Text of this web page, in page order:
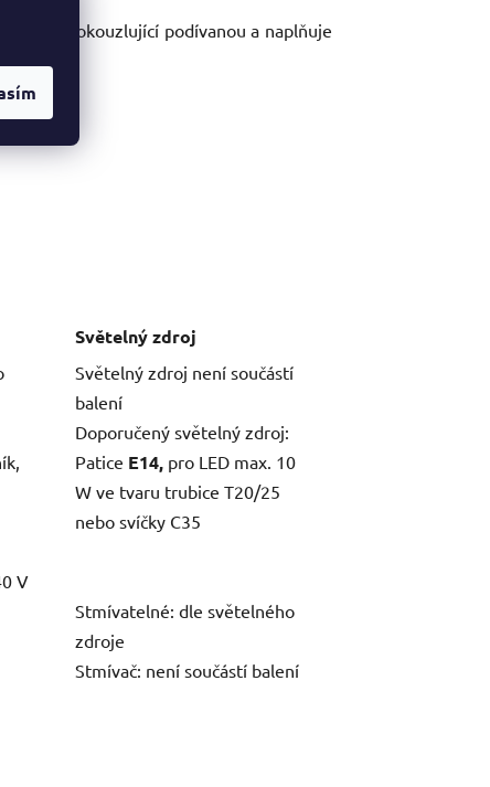
vytváří okouzlující podívanou a naplňuje
V
Světelný zdroj
Světelný zdroj není součástí
balení
Doporučený světelný zdroj:
Patice E14, pro LED max. 10
W ve tvaru trubice T20/25
nebo svíčky C35
Stmívatelné: dle světelného
zdroje
Stmívač: není součástí balení